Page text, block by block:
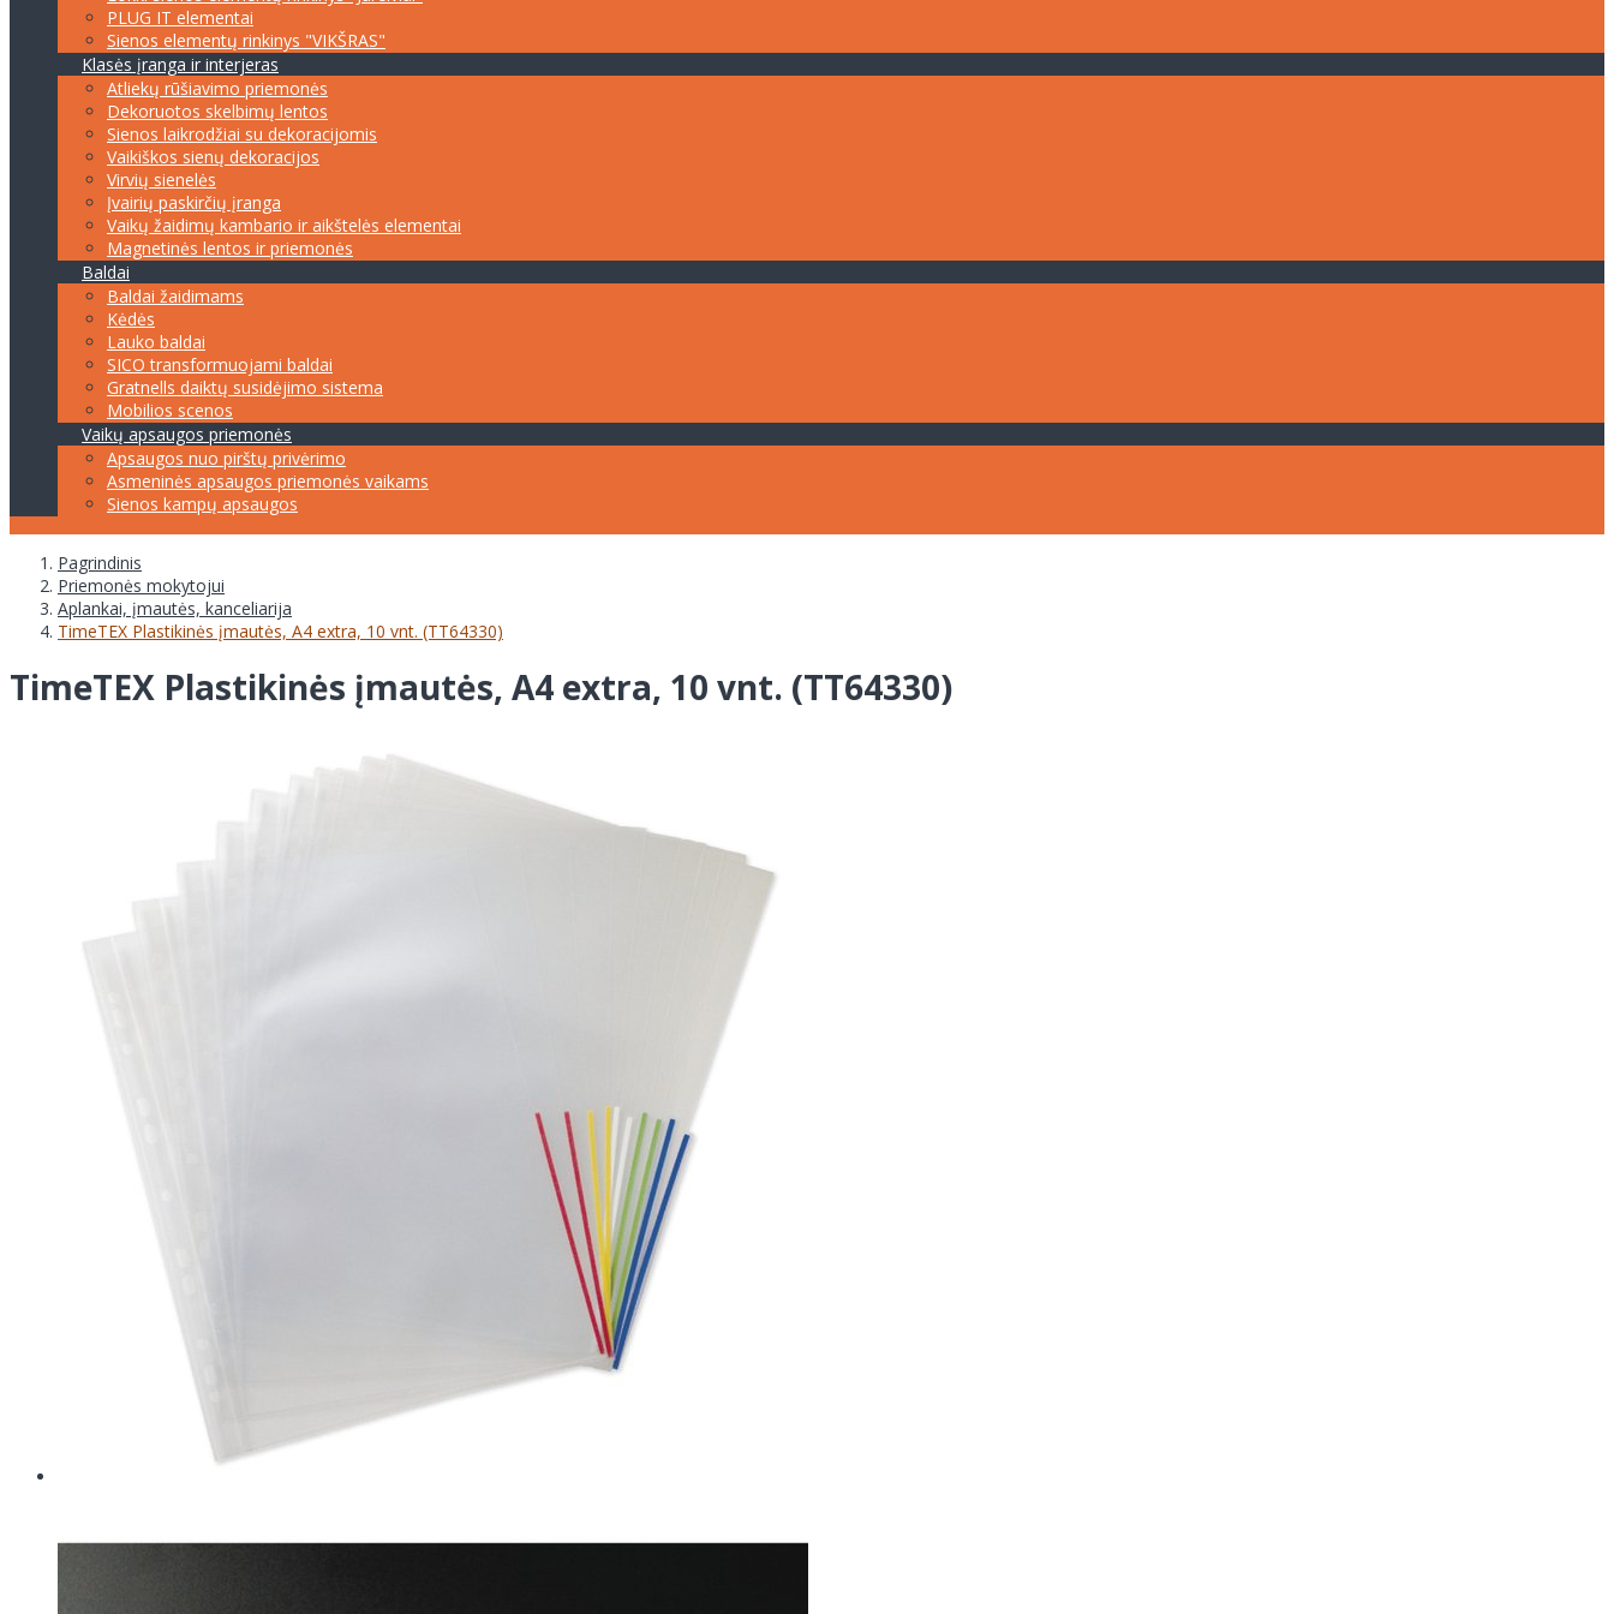
PLUG IT elementai
Sienos elementų rinkinys "VIKŠRAS"
Klasės įranga ir interjeras
Atliekų rūšiavimo priemonės
Dekoruotos skelbimų lentos
Sienos laikrodžiai su dekoracijomis
Vaikiškos sienų dekoracijos
Virvių sienelės
Įvairių paskirčių įranga
Vaikų žaidimų kambario ir aikštelės elementai
Magnetinės lentos ir priemonės
Baldai
Baldai žaidimams
Kėdės
Lauko baldai
SICO transformuojami baldai
Gratnells daiktų susidėjimo sistema
Mobilios scenos
Vaikų apsaugos priemonės
Apsaugos nuo pirštų privėrimo
Asmeninės apsaugos priemonės vaikams
Sienos kampų apsaugos
Pagrindinis
Priemonės mokytojui
Aplankai, įmautės, kanceliarija
TimeTEX Plastikinės įmautės, A4 extra, 10 vnt. (TT64330)
TimeTEX Plastikinės įmautės, A4 extra, 10 vnt. (TT64330)